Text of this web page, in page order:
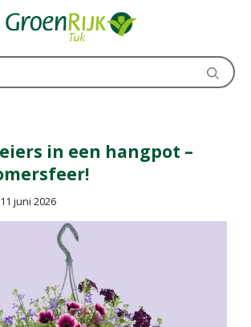
in een hangpot –
11 juni 2026